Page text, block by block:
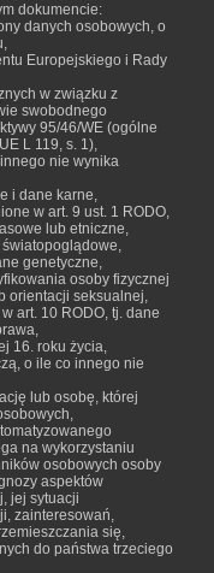
dokumencie:
danych osobowych, o
Europejskiego i Rady
w związku z
swobodnego
95/46/WE (ogólne
L 119, s. 1),
nie wynika
i dane karne,
w art. 9 ust. 1 RODO,
lub etniczne,
genetyczne,
osoby fizycznej
orientacji seksualnej,
art. 10 RODO, tj. dane
16. roku życia,
o ile co innego nie
lub osobę, której
na wykorzystaniu
osobowych osoby
aspektów
jej sytuacji
zainteresowań,
się,
do państwa trzeciego